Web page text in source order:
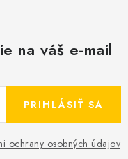
na váš e-mail
ochrany osobných údajov
PRIHLÁSIŤ SA